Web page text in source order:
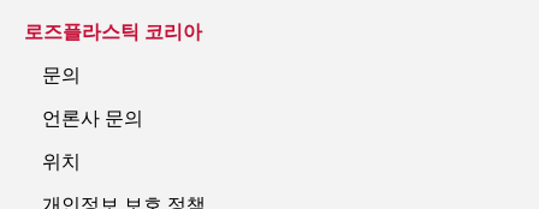
로즈플라스틱 코리아
문의
언론사 문의
위치
개인정보 보호 정책